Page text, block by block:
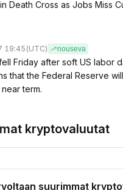
Death Cross as Jobs Miss
19:45 (UTC) nouseva
Friday after soft US labor
that the Federal Reserve
term.
kryptovaluutat
suurimmat